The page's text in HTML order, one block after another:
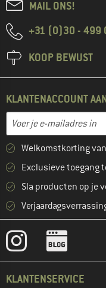
MAIL ONS!
+31 (0)30 - 499
KOOP BEWUST
KLANTENACCOUNT
E-mailadres
Vul je e-mailadres hier
Welkomstkorting
Exclusieve toegang
Sla producten op je
KLANTENSERVICE